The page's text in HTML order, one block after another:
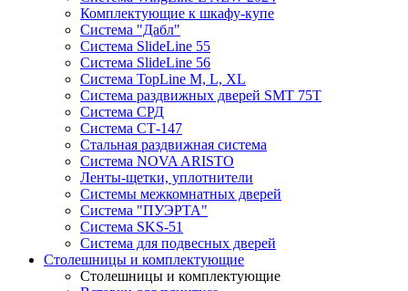
Комплектующие к шкафу-купе
Система "Дабл"
Система SlideLine 55
Система SlideLine 56
Система TopLine M, L, XL
Система раздвижных дверей SMT 75T
Система СРД
Система СТ-147
Стальная раздвижная система
Система NOVA ARISTO
Ленты-щетки, уплотнители
Системы межкомнатных дверей
Система "ПУЭРТА"
Система SKS-51
Система для подвесных дверей
Столешницы и комплектующие
Столешницы и комплектующие